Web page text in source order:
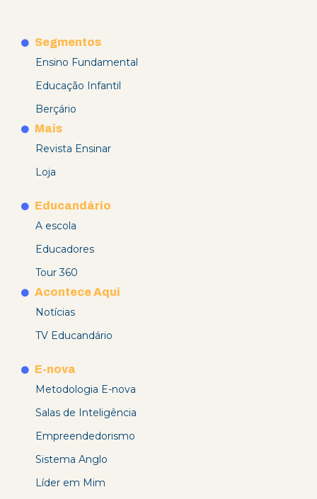
Segmentos
Ensino Fundamental
Educação Infantil
Berçário
Mais
Revista Ensinar
Loja
Educandário
A escola
Educadores
Tour 360
Acontece Aqui
Notícias
TV Educandário
E-nova
Metodologia E-nova
Salas de Inteligência
Empreendedorismo
Sistema Anglo
Líder em Mim